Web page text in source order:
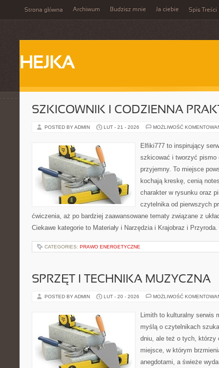
Strona główna Archiwum Budzisz mnie Ja ciebie Spis Treści
HEJKA
SZKICOWNIK I CODZIENNA
POSTED BY ADMIN LUT - 21 - 2026 MOŻLIWOŚĆ
Elfiki777 to inspirujący
szkicować i tworzyć pismo
przyjemny. To miejsce
kochają kreskę, cenią
charakter w rysunku oraz
czytelnika od pierwszych
ćwiczenia, aż po bardziej zaawansowane tematy związane z
Ciekawe kategorie to Materiały i Narzędzia i Krajobraz i
CATEGORIES: PRAWO ENERGETYCZNE
SPRZĘT I TECHNIKA MUZYCZNA
POSTED BY ADMIN LUT - 20 - 2026 MOŻLIWOŚĆ
Limith to kulturalny serwis
myślą o czytelnikach
dniu, ale też o tych, którzy
miejsce, w którym
anegdotami, a świeże